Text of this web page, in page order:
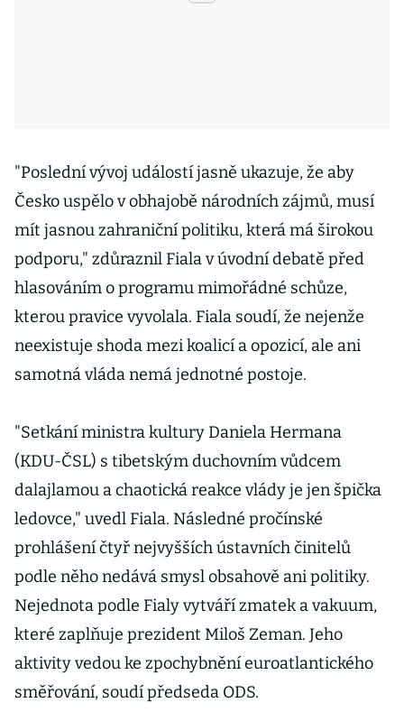
"Poslední vývoj událostí jasně ukazuje, že aby
Česko uspělo v obhajobě národních zájmů, musí
mít jasnou zahraniční politiku, která má širokou
podporu," zdůraznil Fiala v úvodní debatě před
hlasováním o programu mimořádné schůze,
kterou pravice vyvolala. Fiala soudí, že nejenže
neexistuje shoda mezi koalicí a opozicí, ale ani
samotná vláda nemá jednotné postoje.
"Setkání ministra kultury Daniela Hermana
(KDU-ČSL) s tibetským duchovním vůdcem
dalajlamou a chaotická reakce vlády je jen špička
ledovce," uvedl Fiala. Následné pročínské
prohlášení čtyř nejvyšších ústavních činitelů
podle něho nedává smysl obsahově ani politiky.
Nejednota podle Fialy vytváří zmatek a vakuum,
které zaplňuje prezident Miloš Zeman. Jeho
aktivity vedou ke zpochybnění euroatlantického
směřování, soudí předseda ODS.